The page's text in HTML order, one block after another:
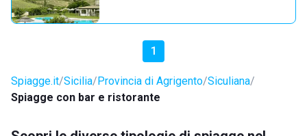
1
Spiagge.it Sicilia Provincia di Agrigento Siculiana
Spiagge con bar e ristorante